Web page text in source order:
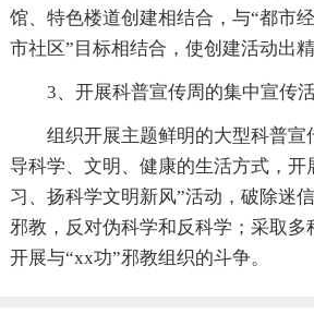
馆、特色楼道创建相结合，与“都市
市社区”目标相结合，使创建活动出精
3、开展科普宣传周的集中宣传活
组织开展主题鲜明的大型科普宣
导科学、文明、健康的生活方式，开
习、扬科学文明新风”活动，破除迷
邪教，反对伪科学和反科学；采取多
开展与“xx功”邪教组织的斗争。